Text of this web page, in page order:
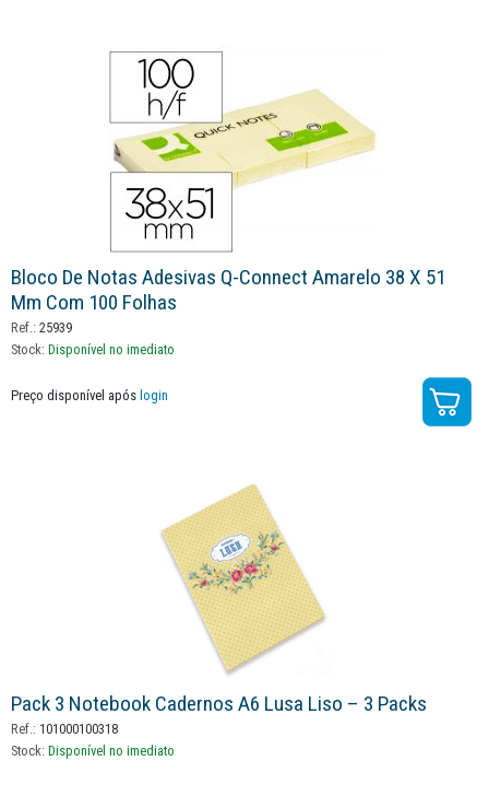
Bloco De Notas Adesivas Q-Connect Amarelo 38 X 51
Mm Com 100 Folhas
Ref.: 25939
Stock: Disponível no imediato
Preço disponível após login
Pack 3 Notebook Cadernos A6 Lusa Liso – 3 Packs
Ref.: 101000100318
Stock: Disponível no imediato